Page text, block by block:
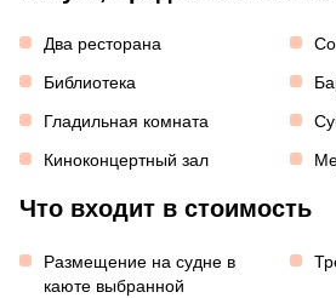
Два ресторана
Библиотека
Гладильная комната
Киноконцертный зал
Что входит в стоимость
Размещение на судне в
каюте выбранной